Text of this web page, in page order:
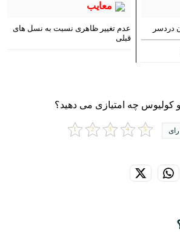
دردسر
معایب
عدم تغییر ظاهری نسبت به نسل های
قبلی
کولیوس چه امتیازی می دهید؟